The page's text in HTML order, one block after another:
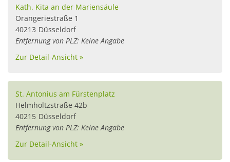
Kath. Kita an der Mariensäule
Orangeriestraße 1
40213 Düsseldorf
Entfernung von PLZ: Keine Angabe
Zur Detail-Ansicht »
St. Antonius am Fürstenplatz
Helmholtzstraße 42b
40215 Düsseldorf
Entfernung von PLZ: Keine Angabe
Zur Detail-Ansicht »